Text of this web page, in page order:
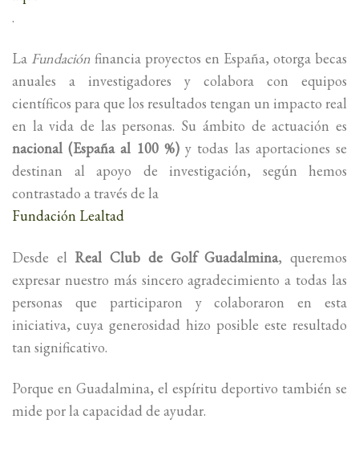
.
La Fundación financia proyectos en España, otorga becas
anuales a investigadores y colabora con equipos
científicos para que los resultados tengan un impacto real
en la vida de las personas. Su ámbito de actuación es
nacional (España al 100 %)y todas las aportaciones se
destinan al apoyo de investigación, según hemos
contrastado a través de la
Fundación Lealtad
Desde el Real Club de Golf Guadalmina, queremos
expresar nuestro más sincero agradecimiento a todas las
personas que participaron y colaboraron en esta
iniciativa, cuya generosidad hizo posible este resultado
tan significativo.
Porque en Guadalmina, el espíritu deportivo también se
mide por la capacidad de ayudar.